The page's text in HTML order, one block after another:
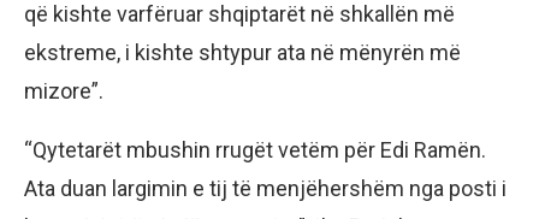
që kishte varfëruar shqiptarët në shkallën më
ekstreme, i kishte shtypur ata në mënyrën më
mizore”.
“Qytetarët mbushin rrugët vetëm për Edi Ramën.
Ata duan largimin e tij të menjëhershëm nga posti i